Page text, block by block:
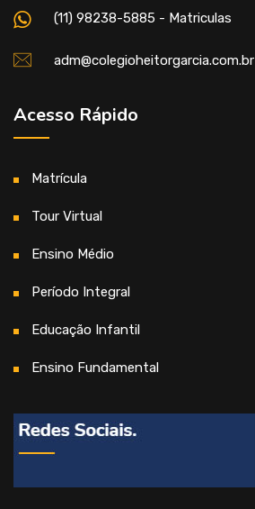
(11) 98238-5885 - Matriculas
adm@colegioheitorgarcia.com.br
Acesso Rápido
Matrícula
Tour Virtual
Ensino Médio
Período Integral
Educação Infantil
Ensino Fundamental